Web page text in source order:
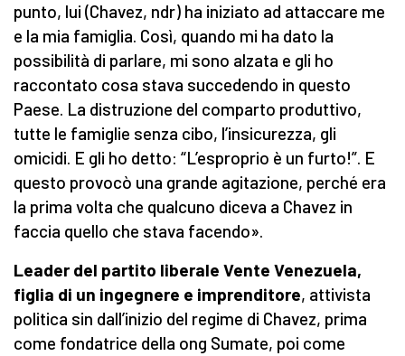
punto, lui (Chavez, ndr) ha iniziato ad attaccare me
e la mia famiglia. Così, quando mi ha dato la
possibilità di parlare, mi sono alzata e gli ho
raccontato cosa stava succedendo in questo
Paese. La distruzione del comparto produttivo,
tutte le famiglie senza cibo, l’insicurezza, gli
omicidi. E gli ho detto: “L’esproprio è un furto!”. E
questo provocò una grande agitazione, perché era
la prima volta che qualcuno diceva a Chavez in
faccia quello che stava facendo».
Leader del partito liberale Vente Venezuela,
figlia di un ingegnere e imprenditore, attivista
politica sin dall’inizio del regime di Chavez, prima
come fondatrice della ong Sumate, poi come